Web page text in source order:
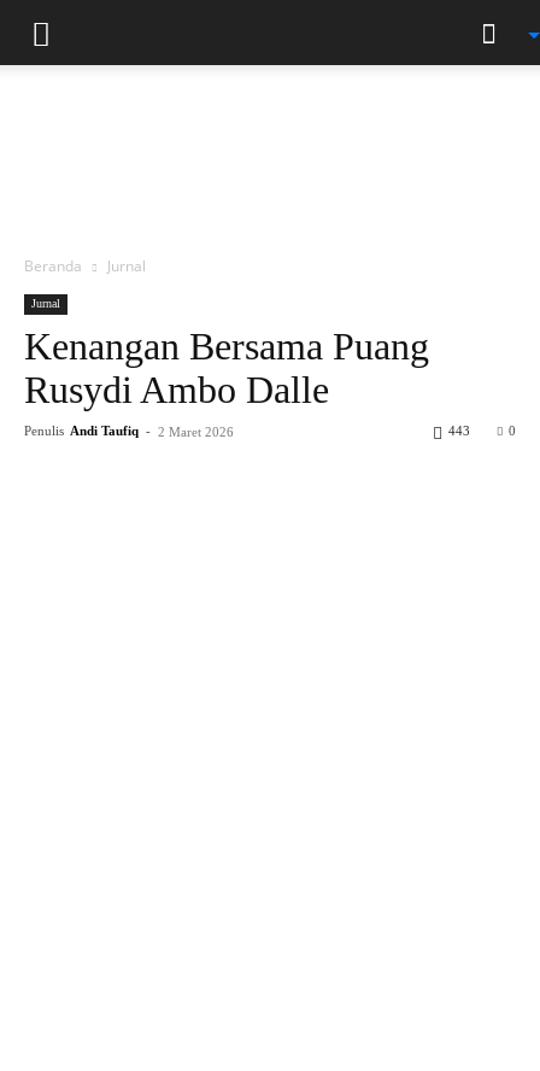
Beranda Jurnal
Jurnal
Kenangan Bersama Puang
Rusydi Ambo Dalle
Penulis Andi Taufiq - 2 Maret 2026 0
443